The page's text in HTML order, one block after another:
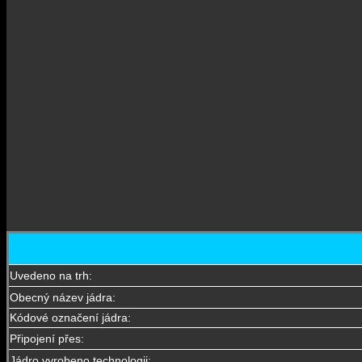
Uvedeno na trh:
Obecný název jádra:
Kódové označení jádra:
Připojení přes: